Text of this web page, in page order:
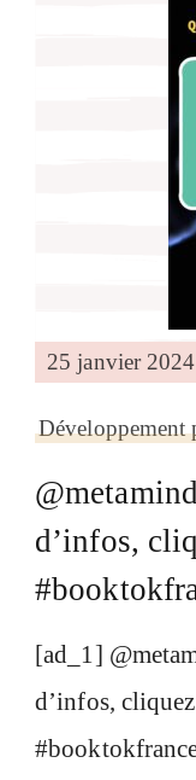
25 janvier 2024
Développement
d’infos,
[ad_1]
d’infos,